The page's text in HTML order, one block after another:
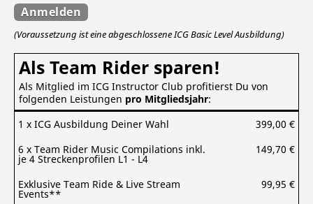
Anmelden
(Voraussetzung ist eine abgeschlossene ICG Basic Level Ausbildung)
Als Team Rider sparen!
Als Mitglied im ICG Instructor Club profitierst Du von
folgenden Leistungen pro Mitgliedsjahr:
1 x ICG Ausbildung Deiner Wahl
399,00 €
6 x Team Rider Music Compilations inkl.
je 4 Streckenprofilen L1 - L4
149,70 €
Exklusive Team Ride & Live Stream
Events**
99,95 €